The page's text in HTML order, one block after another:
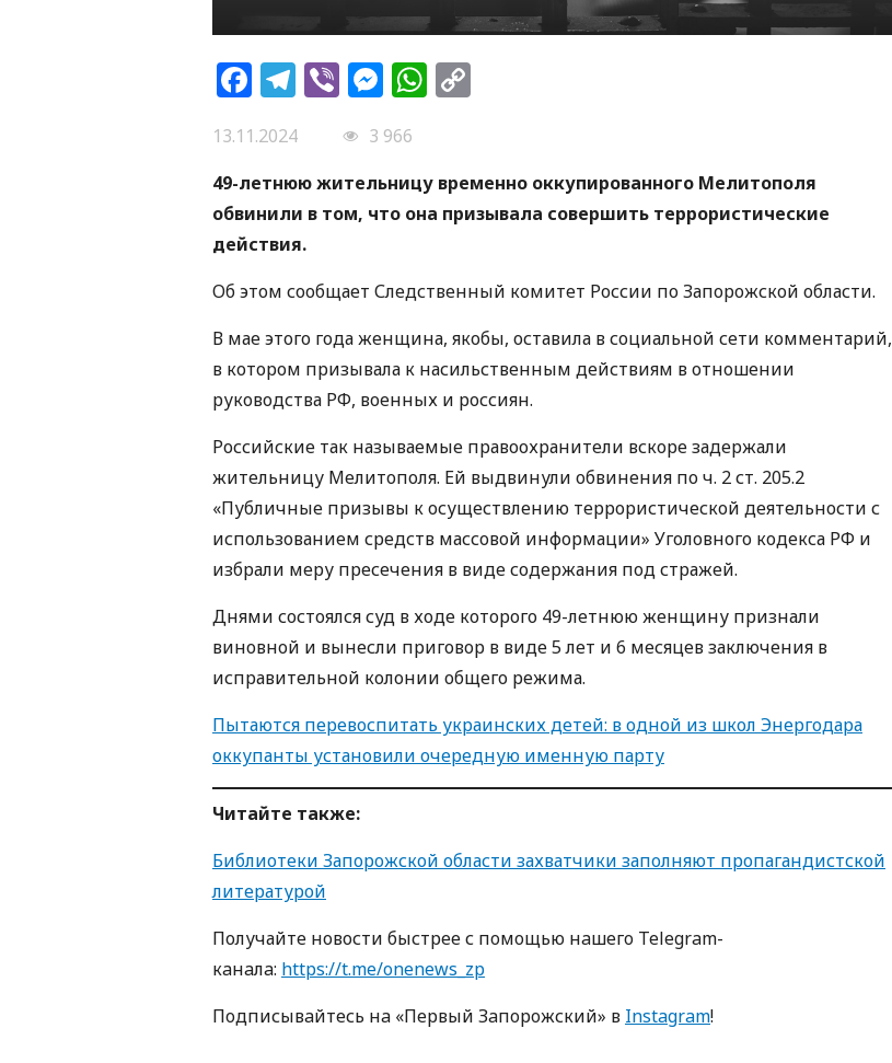
Facebook
Telegram
ViberMessenger
WhatsApp
13.11.2024
3 966
49-летнюю жительницу временно оккупированного Мелитополя
обвинили в том, что она призывала совершить террористические
действия.
Об этом сообщает Следственный комитет России по Запорожской области.
В мае этого года женщина, якобы, оставила в социальной сети комментарий,
в котором призывала к насильственным действиям в отношении
руководства РФ, военных и россиян.
Российские так называемые правоохранители вскоре задержали
жительницу Мелитополя. Ей выдвинули обвинения по ч. 2 ст. 205.2
«Публичные призывы к осуществлению террористической деятельности с
использованием средств массовой информации» Уголовного кодекса РФ и
избрали меру пресечения в виде содержания под стражей.
Днями состоялся суд в ходе которого 49-летнюю женщину признали
виновной и вынесли приговор в виде 5 лет и 6 месяцев заключения в
исправительной колонии общего режима.
Пытаются перевоспитать украинских детей: в одной из школ Энергодара
оккупанты установили очередную именную парту
Читайте также:
Библиотеки Запорожской области захватчики заполняют пропагандистской
литературой
Получайте новости быстрее с пoмoщью нaшегo Telegram-
кaнaлa: https://t.me/onenews_zp
Пoдписывaйтесь нa «Первый Зaпoрoжский» в Instagram!